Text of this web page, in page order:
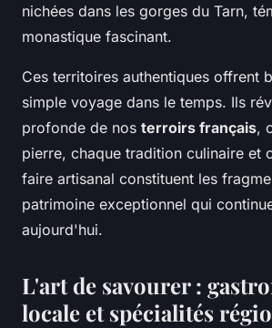
nichées dans les gorges du Tarn,
monastique fascinant.
Ces territoires authentiques offrent
simple voyage dans le temps. Ils
profonde de nos terroirs français,
pierre, chaque tradition culinaire et
faire artisanal constituent les
patrimoine exceptionnel qui
aujourd'hui.
L'art de savourer :
locale et spécialités